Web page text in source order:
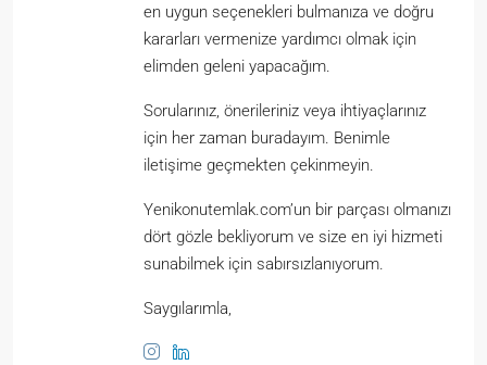
en uygun seçenekleri bulmanıza ve doğru
kararları vermenize yardımcı olmak için
elimden geleni yapacağım.
Sorularınız, önerileriniz veya ihtiyaçlarınız
için her zaman buradayım. Benimle
iletişime geçmekten çekinmeyin.
Yenikonutemlak.com’un bir parçası olmanızı
dört gözle bekliyorum ve size en iyi hizmeti
sunabilmek için sabırsızlanıyorum.
Saygılarımla,